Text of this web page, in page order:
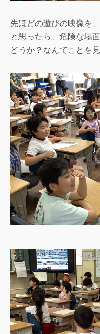
先ほどの遊びの映像を
と思ったら、危険な場
どうか？なんてことを